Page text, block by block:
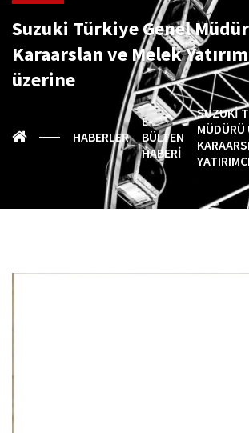
Suzuki Türkiye Genel
Karaarslan ve Melek
üzerine
HABERLER
E-
BÜLTEN
HABERI
SUZUKI